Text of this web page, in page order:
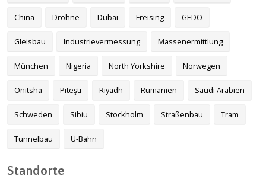
China Drohne Dubai Freising GEDO
Gleisbau Industrievermessung Massenermittlung
München Nigeria North Yorkshire Norwegen
Onitsha Piteşti Riyadh Rumänien Saudi Arabien
Schweden Sibiu Stockholm Straßenbau Tram
Tunnelbau U-Bahn
Standorte